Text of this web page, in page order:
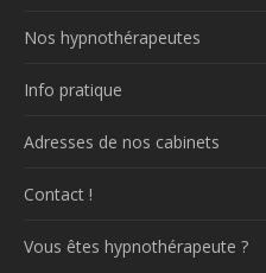
Nos hypnothérapeutes
Info pratique
Adresses de nos cabinets
Contact !
Vous êtes hypnothérapeute ?